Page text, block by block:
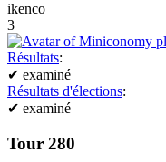
ikenco
3
Résultats:
✔ examiné
Résultats d'élections:
✔ examiné
Tour 280